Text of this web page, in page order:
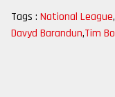
Tags : National League,
Davyd Barandun,Tim